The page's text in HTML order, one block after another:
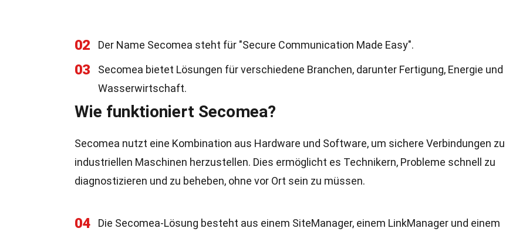
02 Der Name Secomea steht für "Secure Communication Made Easy".
03
Secomea bietet Lösungen für verschiedene Branchen, darunter Fertigung, Energie und
Wasserwirtschaft.
Wie funktioniert Secomea?
Secomea nutzt eine Kombination aus Hardware und Software, um sichere Verbindungen zu
industriellen Maschinen herzustellen. Dies ermöglicht es Technikern, Probleme schnell zu
diagnostizieren und zu beheben, ohne vor Ort sein zu müssen.
04
Die Secomea-Lösung besteht aus einem SiteManager, einem LinkManager und einem